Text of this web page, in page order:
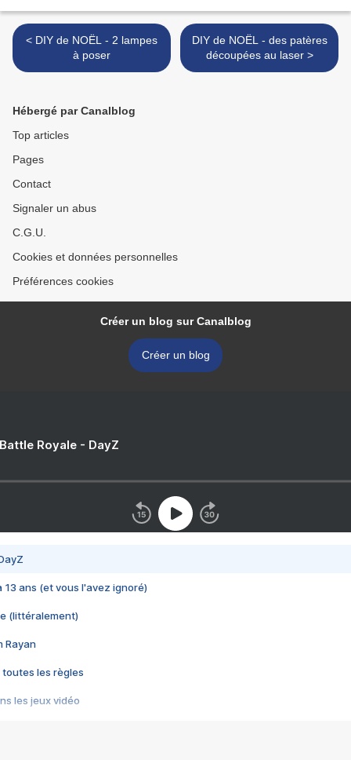
< DIY de NOËL - 2 lampes
à poser
DIY de NOËL - des patères
découpées au laser >
Hébergé par Canalblog
Top articles
Pages
Contact
Signaler un abus
C.G.U.
Cookies et données personnelles
Préférences cookies
Créer un blog sur Canalblog
Créer un blog
Royale - DayZ
13 ans (et vous l'avez ignoré)
(littéralement)
Rayan
toutes les règles
les jeux vidéo